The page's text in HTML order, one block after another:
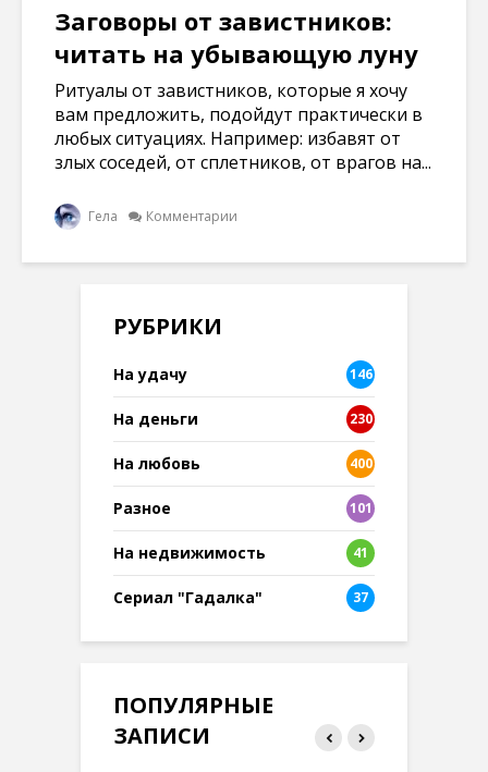
Заговоры от завистников:
читать на убывающую луну
Ритуалы от завистников, которые я хочу
вам предложить, подойдут практически в
любых ситуациях. Например: избавят от
злых соседей, от сплетников, от врагов на...
Гела Комментарии
РУБРИКИ
На удачу 146
На деньги 230
На любовь 400
Разное
101
8
На недвижимость 41
Сериал "Гадалка" 37
ПОПУЛЯРНЫЕ
ЗАПИСИ